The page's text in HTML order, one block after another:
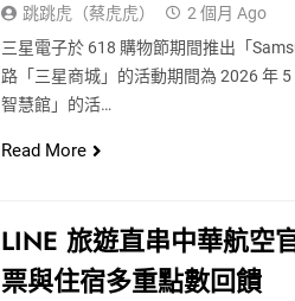
跳跳虎（蔡虎虎）
2 個月 Ago
三星電子於 618 購物節期間推出「
路「三星商城」的活動期間為 2026 年
智慧館」的活…
Read More
LINE 旅遊直串中華航空
票與住宿多重點數回饋